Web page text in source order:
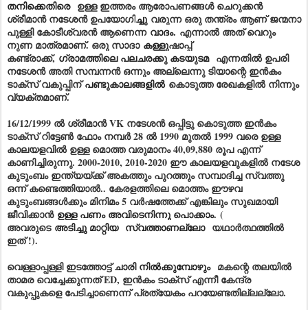
തനിക്കെതിരെ ഉള്ള ഇത്തരം ആരോപണങ്ങൾ ചെറുക്കൻ
ശ്രീമാൻ നടേശൻ ഉപയോഗിച്ചു വരുന്ന ഒരു തന്ത്രം ആണ് ജന്മനാ
പുള്ളി കോടീശ്വരൻ ആണെന്ന വാദം. എന്നാൽ അത് വെറും
നുണ മാത്രമാണ്. ഒരു സാദാ കള്ളുഷാപ്പ്
കണ്ട്രാക്ക്, ഗ്രാമത്തിലെ പലചരക്കു കടയുടമ എന്നതിൽ ഉപരി
നടേശൻ അതി സമ്പന്നൻ ഒന്നും അല്ലെന്നു ടിയാന്റെ ഇൻകം
ടാക്സ് വകുപ്പിന്പണ്ടുകാലങ്ങളിൽ കൊടുത്ത രേഖകളിൽ നിന്നും
വ്യക്തമാണ്.
16/12/1999 ൽ ശ്രീമാൻ VK നടേശൻ ഒപ്പിട്ടു കൊടുത്ത ഇൻകം
ടാക്സ് റിട്ടേൺ ഫോം നമ്പർ 28 ൽ 1990 മുതൽ 1999 വരെ ഉള്ള
കാലയളവിൽ ഉള്ള മൊത്ത വരുമാനം 40,09,880 രൂപ എന്ന്
കാണിച്ചിരുന്നു. 2000-2010, 2010-2020 ഈ കാലയളവുകളിൽ നടേശ
കുടുംബം ഇന്ത്യയ്ക്ക് അകത്തും പുറത്തും സമ്പാദിച്ച സ്വത്തു
ഒന്ന് കണ്ടെത്തിയാൽ.. കേരളത്തിലെ മൊത്തം ഈഴവ
കുടുംബങ്ങൾക്കും മിനിമം 5 വർഷത്തേക്ക് എങ്കിലും സുഖമായി
ജീവിക്കാൻ ഉള്ള പണം അവിടെനിന്നു പൊക്കാം. (
അവരുടെ അടിച്ചു മാറ്റിയ സ്വത്താണല്ലോ യഥാർത്ഥത്തിൽ
ഇത് !).
വെള്ളാപ്പള്ളി ഇടത്തോട്ട്ചാരി നിൽക്കുമ്പോഴും മകന്റെ തലയിൽ
താമര വെച്ചേക്കുന്നത് ED, ഇൻകം ടാക്സ് എന്നീ കേന്ദ്ര
വകുപ്പുകളെ പേടിച്ചാണെന്ന് പ്രത്യേകം പറയേണ്ടതില്ലല്ലോ.